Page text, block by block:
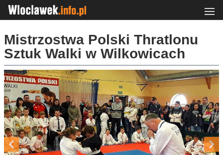
Mistrzostwa Polski Thratlonu
Sztuk Walki w Wilkowicach